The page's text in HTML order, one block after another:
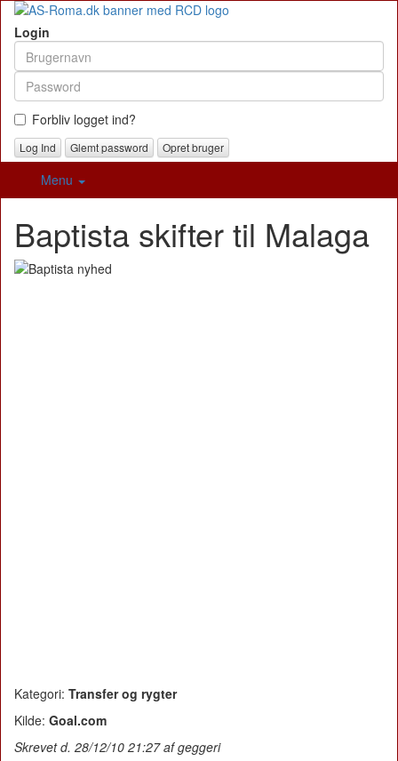
Login
Forbliv logget ind?
Glemt password Opret bruger
Menu
Baptista skifter til Malaga
Kategori: Transfer og rygter
Kilde: Goal.com
Skrevet d. 28/12/10 21:27 af geggeri